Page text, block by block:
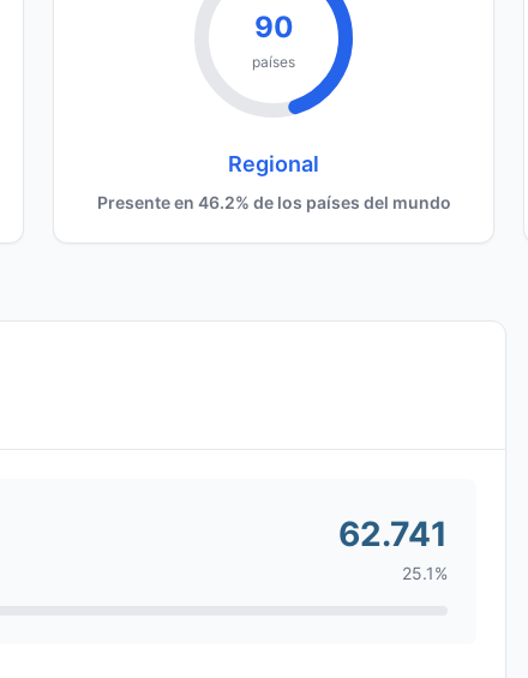
90
países
Regional
Presente en 46.2% de los países del mundo
62.741
25.1%